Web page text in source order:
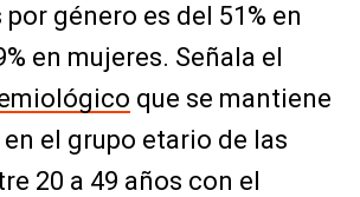
género es del 51% en
en mujeres. Señala el
que se mantiene
el grupo etario de las
20 a 49 años con el